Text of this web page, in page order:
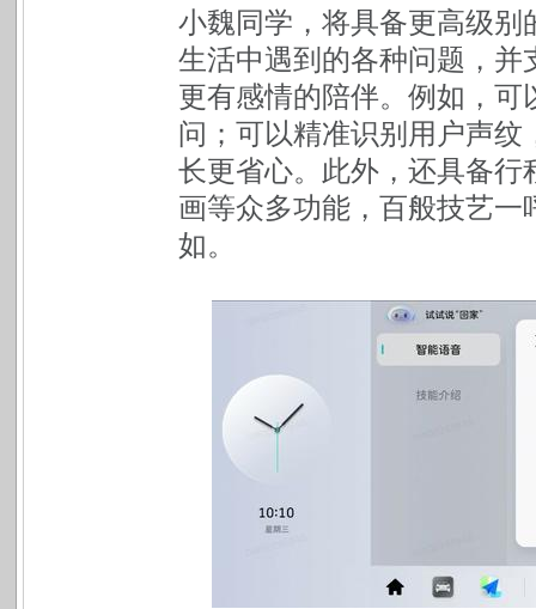
小魏同学，将具备更高级
生活中遇到的各种问题，
更有感情的陪伴。例如，
问；可以精准识别用户声
长更省心。此外，还具备
画等众多功能，百般技艺
如。